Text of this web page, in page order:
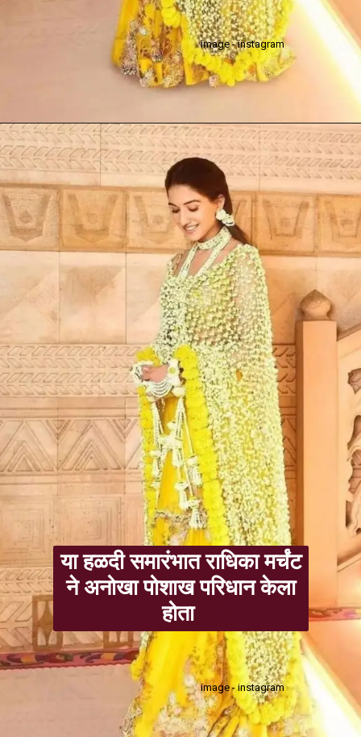
image - instagram
या हळदी समारंभात राधिका मर्चंट
ने अनोखा पोशाख परिधान केला
होता
image - instagram